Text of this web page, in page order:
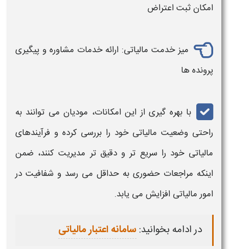
امکان ثبت اعتراض
میز خدمت مالیاتی: ارائه خدمات مشاوره و پیگیری
پرونده ها
با بهره گیری از این امکانات، مودیان می توانند به
راحتی وضعیت مالیاتیخود را بررسی کرده و فرآیندهای
مالیاتیخود را سریع تر و دقیق تر مدیریت کنند، ضمن
اینکه مراجعات حضوری به حداقل می رسد و شفافیت در
امورمالیاتی افزایش می یابد.
در ادامه بخوانید:سامانه اعتبار مالیاتی